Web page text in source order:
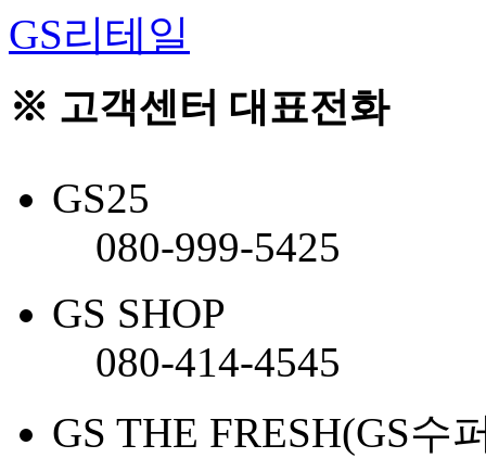
GS리테일
※ 고객센터 대표전화
GS25
080-999-5425
GS SHOP
080-414-4545
GS THE FRESH(GS수